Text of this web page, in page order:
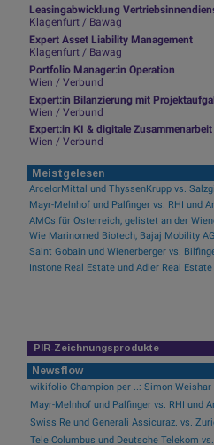
Leasingabwicklung
Klagenfurt / Bawag
Expert Asset Liability Management
Klagenfurt / Bawag
Portfolio Manager:in Operation
Wien / Verbund
Expert:in Bilanzierung mit
Wien / Verbund
Expert:in KI & digitale Zusammenarbeit
Wien / Verbund
Meistgelesen
AMCs für Österreich, gelistet an der
PIR-Zeichnungsprodukte
Newsflow
wikifolio Champion per ..: Simon Weishar
Mayr-Melnhof und Palfinger vs. RHI und
Swiss Re und Generali Assicuraz. vs.
Tele Columbus und Deutsche Telekom vs.